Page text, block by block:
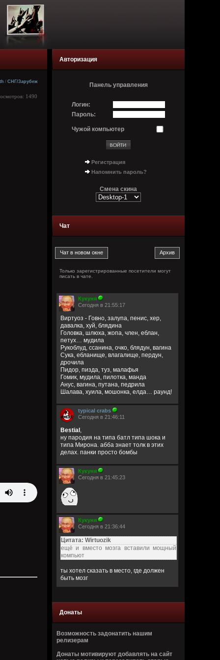
/ СНГ/Зарубеж
1490
Авторизация
Панель управления
Логин:
Пароль:
Чужой компьютер
Регистрация
Напомнить пароль?
Смена скина
Чат
Только зарегистрированные посетители могут
писать в чате.
Кукуня
Сегодня в 21:55:17
Виртуоз - Говно, залупа, пенис, хер,
давалка, хуй, блядина
Головка, шлюха, жопа, член, еблан,
петух… мудила
Рукоблуд, ссанина, очко, блядун, вагина
Сука, ебланище, влагалище, пердун,
дрочила
Пидор, пизда, туз, малафья
Гомик, мудила, пилотка, манда
Анус, вагина, путана, педрила
Шалава, хуила, мошонка, елда… раунд!
typical crabs
Сегодня в 21:46:11
Bestial ,
ну пародия на типа батл типа шока и
типа Мирона. абба знает толк в этих
делах. панки просто бомбы
Кукуня
Сегодня в 21:45:23
Кукуня
Сегодня в 21:36:44
Цитата: Wirtuozik
ещё и вместо мозга вставили мощный
компьют
ты хотел сказать в место, где должен
быть мозг
Сегодня в 20:41:56
Я - робот
Wirtuozik
Сегодня в 20:40:37
А если бы мне ещё и вместо мозга
Донаты
Возможность задонатить нашим
релизерам
Донаты мотивируют добавлять на сайт